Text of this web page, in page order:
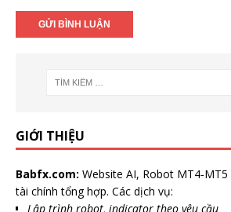
GIỚI THIỆU
Babfx.com: Website AI, Robot MT4-
tài chính tổng hợp. Các dịch vụ:
Lập trình robot, indicator theo yêu cầu